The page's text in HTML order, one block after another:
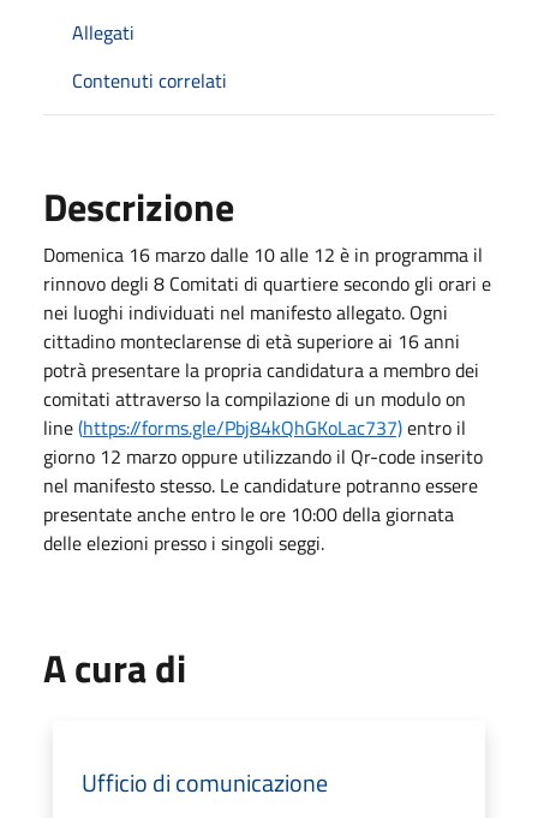
Allegati
Contenuti correlati
Descrizione
Domenica 16 marzo dalle 10 alle 12 è in programma il
rinnovo degli 8 Comitati di quartiere secondo gli orari e
nei luoghi individuati nel manifesto allegato. Ogni
cittadino monteclarense di età superiore ai 16 anni
potrà presentare la propria candidatura a membro dei
comitati attraverso la compilazione di un modulo on
line(https://forms.gle/Pbj84kQhGKoLac737)entro il
giorno 12 marzo oppure utilizzando il Qr-code inserito
nel manifesto stesso. Le candidature potranno essere
presentate anche entro le ore 10:00 della giornata
delle elezioni presso i singoli seggi.
A cura di
Ufficio di comunicazione